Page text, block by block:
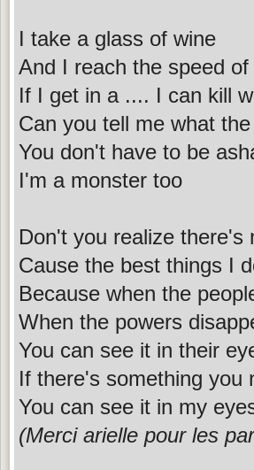
I take a glass of wine
And I reach the speed of
If I get in a .... I can kill
Can you tell me what
You don't have to be
I'm a monster too
Don't you realize there's
Cause the best things I
Because when the
When the powers
You can see it in their
If there's something you
You can see it in my
(Merci arielle pour les